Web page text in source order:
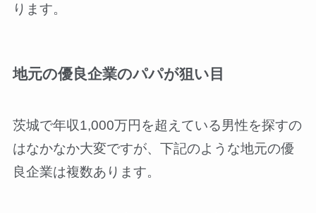
ります。
地元の優良企業のパパが狙い目
茨城で年収1,000万円を超えている男性を探すの
はなかなか大変ですが、下記のような地元の優
良企業は複数あります。